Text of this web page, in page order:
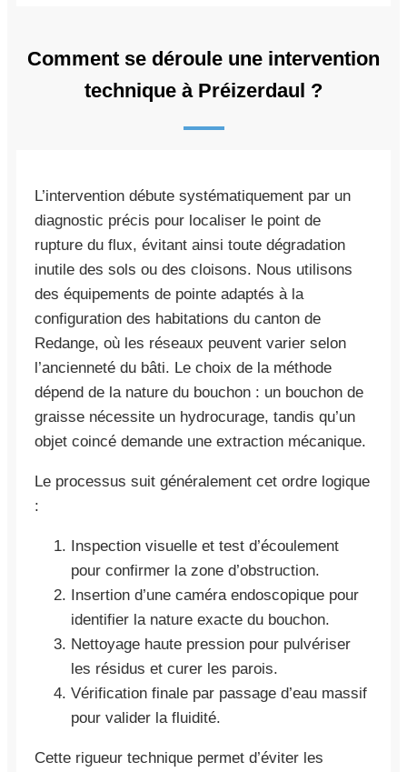
Comment se déroule une intervention
technique à Préizerdaul ?
L’intervention débute systématiquement par un
diagnostic précis pour localiser le point de
rupture du flux, évitant ainsi toute dégradation
inutile des sols ou des cloisons. Nous utilisons
des équipements de pointe adaptés à la
configuration des habitations du canton de
Redange, où les réseaux peuvent varier selon
l’ancienneté du bâti. Le choix de la méthode
dépend de la nature du bouchon : un bouchon de
graisse nécessite un hydrocurage, tandis qu’un
objet coincé demande une extraction mécanique.
Le processus suit généralement cet ordre logique
:
Inspection visuelle et test d’écoulement
pour confirmer la zone d’obstruction.
Insertion d’une caméra endoscopique pour
identifier la nature exacte du bouchon.
Nettoyage haute pression pour pulvériser
les résidus et curer les parois.
Vérification finale par passage d’eau massif
pour valider la fluidité.
Cette rigueur technique permet d’éviter les